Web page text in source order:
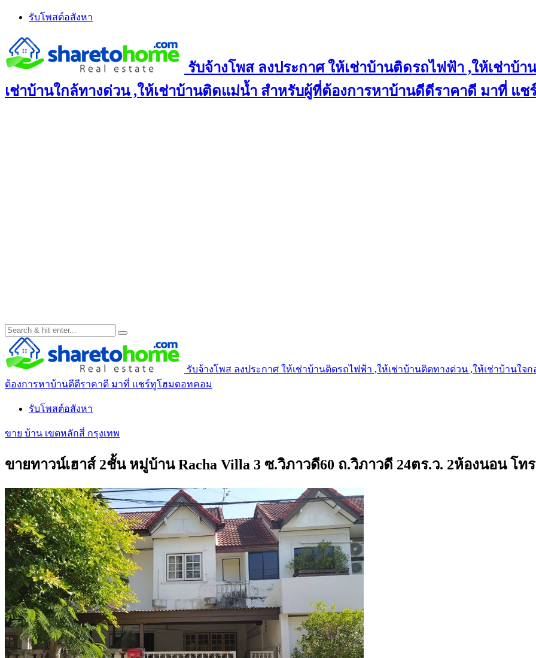
Skip
content
รับโพสต์อสังหา
รับจ้างโพส ลงประกาศ ให้เช่าบ้านติดรถไฟฟ้า ,ให้เช่าบ้า
เช่าบ้านใกล้ทางด่วน ,ให้เช่าบ้านติดแม่น้ำ สำหรับผู้ที่ต้องการหาบ้านดีดีราคาดี มาที่ แ
รับจ้างโพส ลงประกาศ ให้เช่าบ้านติดรถไฟฟ้า ,ให้เช่าบ้านติดทางด่วน ,ให้เช่าบ้านใ
ต้องการหาบ้านดีดีราคาดี มาที่ แชร์ทูโฮมดอทคอม
รับโพสต์อสังหา
ขาย บ้าน เขตหลักสี่ กรุงเทพ
ขายทาวน์เฮาส์ 2ชั้น หมู่บ้าน Racha Villa 3 ซ.วิภาวดี60 ถ.วิภาวดี 24ตร.ว. 2ห้องนอน โทร